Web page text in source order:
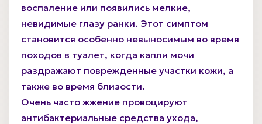
воспаление или появились мелкие,
невидимые глазу ранки. Этот симптом
становится особенно невыносимым во время
походов в туалет, когда капли мочи
раздражают поврежденные участки кожи, а
также во время близости.
Очень часто жжение провоцируют
антибактериальные средства ухода,